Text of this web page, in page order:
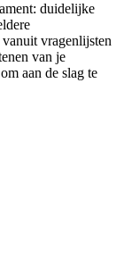
duidelijke
vragenlijsten
van je
aan de slag te